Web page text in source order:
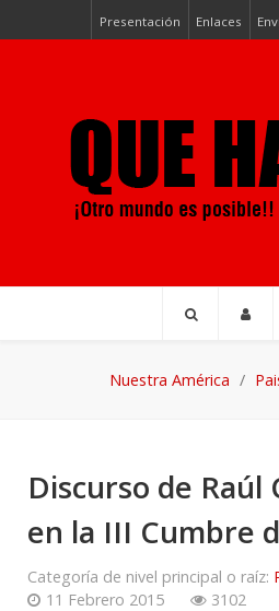
Presentación Enlaces
Nuestra América
Discurso de Raúl
en la III Cumbre
Categoría de nivel principal o raíz:
11 Febrero 2015
3102